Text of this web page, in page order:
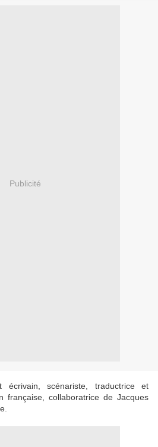
Publicité
écrivain, scénariste, traductrice et
française, collaboratrice de Jacques